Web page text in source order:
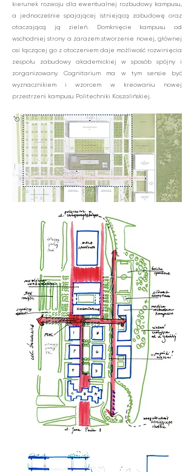
kierunek rozwoju dla ewentualnej rozbudowy kampusu,
a jednocześnie spajającej istniejącą zabudowę oraz
otaczającą ją zieleń. Domknięcie kampusu od
wschodniej strony a zarazem stworzenie nowej, głównej
osi łączącej go z otoczeniem daje możliwość rozwinięcia
zespołu zabudowy akademickiej w sposób spójny i
zorganizowany. Cognitarium ma w tym sensie być
wyznacznikiem i wzorcem w kreowaniu nowej
przestrzeni kampusu Politechniki Koszalińskiej.